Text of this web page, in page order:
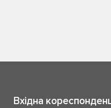
Вхідна